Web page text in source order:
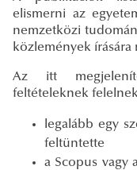
elismerni az
nemzetközi
közlemények írására
Az itt
feltételeknek
legalább egy
feltüntette
a Scopus vagy